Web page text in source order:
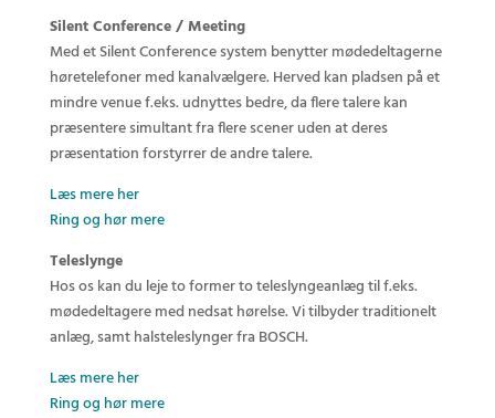
Silent Conference / Meeting
Med et Silent Conference system benytter mødedeltagerne
høretelefoner med kanalvælgere. Herved kan pladsen på et
mindre venue f.eks. udnyttes bedre, da flere talere kan
præsentere simultant fra flere scener uden at deres
præsentation forstyrrer de andre talere.
Læs mere her
Ring og hør mere
Teleslynge
Hos os kan du leje to former to teleslyngeanlæg til f.eks.
mødedeltagere med nedsat hørelse. Vi tilbyder traditionelt
anlæg, samt halsteleslynger fra BOSCH.
Læs mere her
Ring og hør mere